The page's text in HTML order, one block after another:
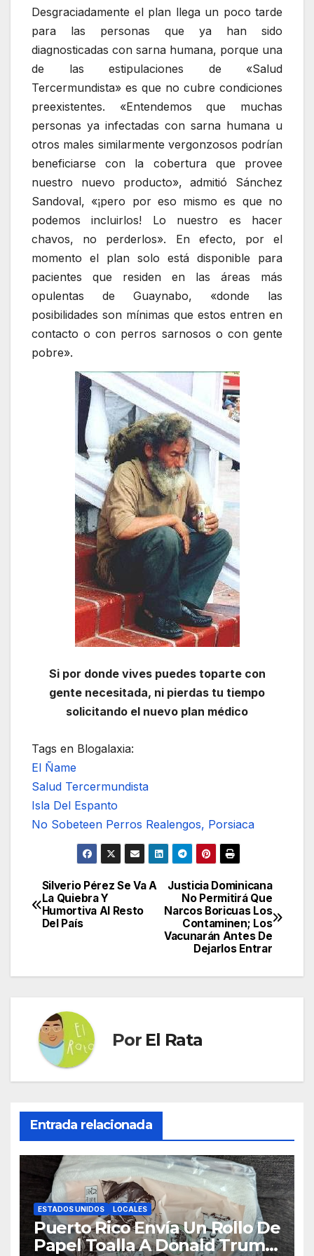
Desgraciadamente el plan llega un poco tarde
para las personas que ya han sido
diagnosticadas con sarna humana, porque una
de las estipulaciones de «Salud
Tercermundista» es que no cubre condiciones
preexistentes. «Entendemos que muchas
personas ya infectadas con sarna humana u
otros males similarmente vergonzosos podrían
beneficiarse con la cobertura que provee
nuestro nuevo producto», admitió Sánchez
Sandoval, «¡pero por eso mismo es que no
podemos incluirlos! Lo nuestro es hacer
chavos, no perderlos». En efecto, por el
momento el plan solo está disponible para
pacientes que residen en las áreas más
opulentas de Guaynabo, «donde las
posibilidades son mínimas que estos entren en
contacto o con perros sarnosos o con gente
pobre».
Si por donde vives puedes toparte con
gente necesitada, ni pierdas tu tiempo
solicitando el nuevo plan médico
Tags en Blogalaxia:
El Ñame
Salud Tercermundista
Isla Del Espanto
No Sobeteen Perros Realengos, Porsiaca
Navegación
de
Justicia Dominicana
No Permitirá Que
Narcos Boricuas Los
Contaminen; Los
Vacunarán Antes De
Dejarlos Entrar
Silverio Pérez Se Va A
La Quiebra Y
Humortiva Al Resto
Del País
Por El Rata
Entrada relacionada
ESTADOS UNIDOS LOCALES
Puerto Rico Envía Un Rollo De
Papel Toalla A Donald Trump